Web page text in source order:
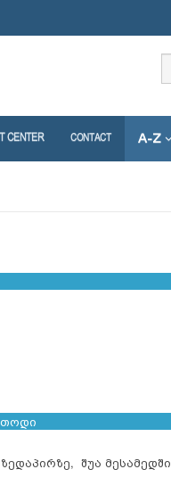
CENTER CONTACT A-Z
შუა მესამედში